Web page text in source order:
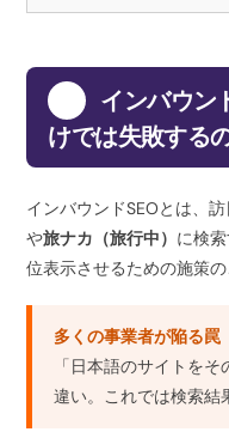
インバウン
けでは失敗する
インバウンドSEOとは、
や旅ナカ（旅行中） に検
位表示させるための施策の
多くの事業者が陥る罠
「日本語のサイトを
違い。これでは検索結